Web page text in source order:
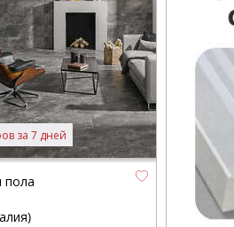
за 7 дней
пола